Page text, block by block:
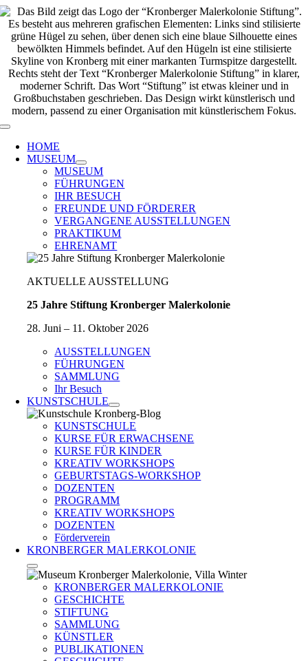
Zum
Inhalt
springen
Toggle
Navigation
HOME
MUSEUM
MUSEUM
FÜHRUNGEN
IHR BESUCH
FREUNDE UND FÖRDERER
VERGANGENE AUSSTELLUNGEN
PRAKTIKUM
EHRENAMT
AKTUELLE AUSSTELLUNG
25 Jahre Stiftung Kronberger Malerkolonie
28. Juni – 11. Oktober 2026
AUSSTELLUNGEN
FÜHRUNGEN
SAMMLUNG
Ihr Besuch
KUNSTSCHULE
KUNSTSCHULE
KURSE FÜR ERWACHSENE
KURSE FÜR KINDER
KREATIV WORKSHOPS
GEBURTSTAGS-WORKSHOP
DOZENTEN
PROGRAMM
KREATIV WORKSHOPS
DOZENTEN
Förderverein
KRONBERGER MALERKOLONIE
KRONBERGER MALERKOLONIE
GESCHICHTE
STIFTUNG
SAMMLUNG
KÜNSTLER
PUBLIKATIONEN